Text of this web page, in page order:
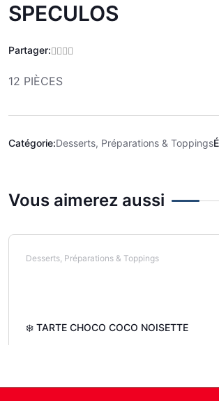
SPECULOS
Partager:
12 PIÈCES
Catégorie:Desserts, Préparations & Toppings
Vous aimerez aussi
Desserts, Préparations & Toppings
❄️ TARTE CHOCO COCO NOISETTE